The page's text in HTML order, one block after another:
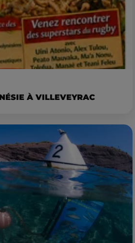
À VILLEVEYRAC